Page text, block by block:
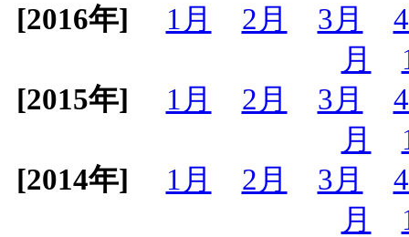
[2016年]
1月 2月 3月
月
[2015年]
1月 2月 3月
月
[2014年]
1月 2月 3月
月